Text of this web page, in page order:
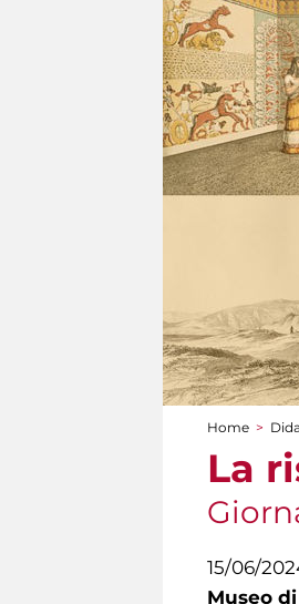
Tu sei
Home >
La
15/06/
Museo